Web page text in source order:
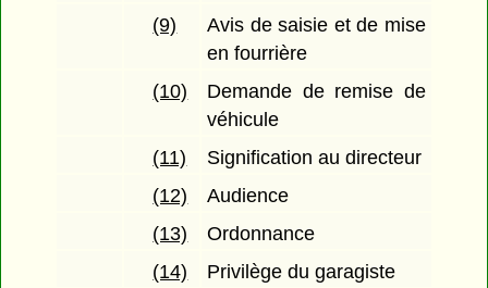
(9)
Avis de saisie et de mise
en fourrière
(10)
Demande de remise de
véhicule
(11)
Signification au directeur
(12)
Audience
(13)
Ordonnance
(14)
Privilège du garagiste